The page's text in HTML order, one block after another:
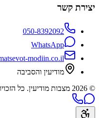
יצירת קשר
050-8392092
WhatsApp
modiin.co.il
מודיעין והסביבה
©
2026 מצבות מודיעין. כל